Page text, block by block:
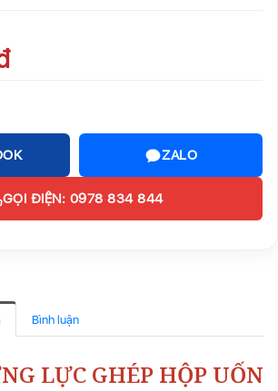
ZALO
GỌI ĐIỆN: 0978 834 844
Bình luận
LỰC GHÉP HỘP UỐN